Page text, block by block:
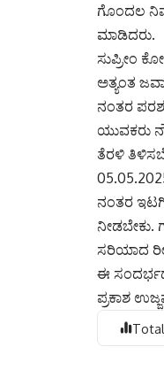
ಗೊಂದಲ
ಮಾಡಿದರು.
ಸುಪ್ರೀಂ
ಅತ್ಯಂತ
ನಂತರ
ಯುವಕರು
ತೆರಳಿ
ನಂತರ
ಸರಿಯಾದ
ಈ
ಪ್ರಕಾಶ